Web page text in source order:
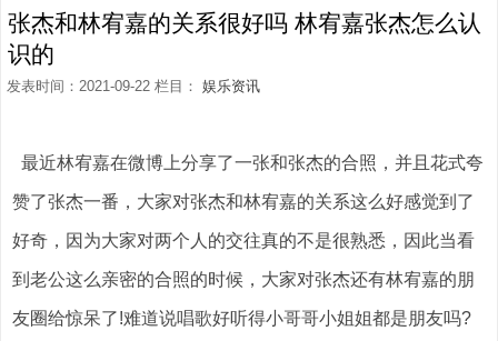
张杰和林宥嘉的关系很好吗 林宥嘉张杰怎么认
识的
发表时间：2021-09-22 栏目： 娱乐资讯
最近林宥嘉在微博上分享了一张和张杰的合照，并且花式夸
赞了张杰一番，大家对张杰和林宥嘉的关系这么好感觉到了
好奇，因为大家对两个人的交往真的不是很熟悉，因此当看
到老公这么亲密的合照的时候，大家对张杰还有林宥嘉的朋
友圈给惊呆了!难道说唱歌好听得小哥哥小姐姐都是朋友吗?